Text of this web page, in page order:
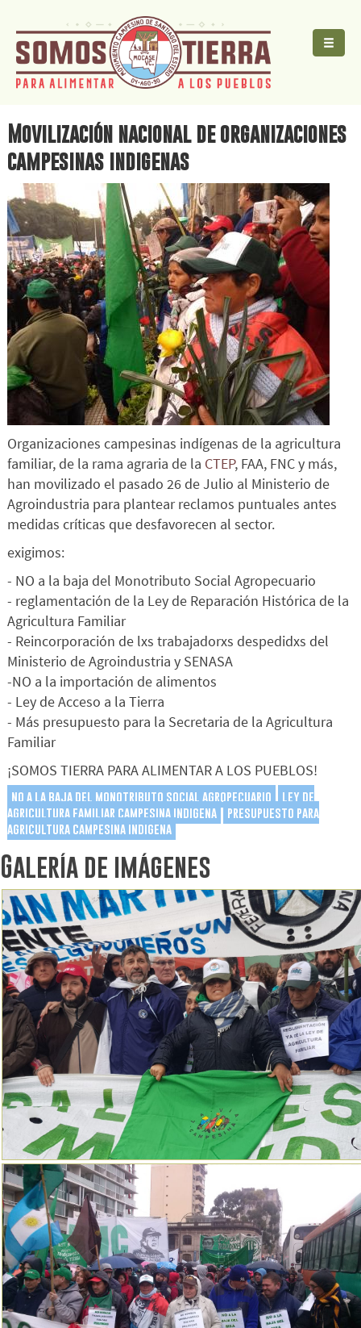
contenido
principal
main
content
Movilización nacional de organizaciones
campesinas indigenas
Organizaciones campesinas indígenas de la agricultura
familiar, de la rama agraria de la CTEP, FAA, FNC y más,
han movilizado el pasado 26 de Julio al Ministerio de
Agroindustria para plantear reclamos puntuales antes
medidas críticas que desfavorecen al sector.
exigimos:
- NO a la baja del Monotributo Social Agropecuario
- reglamentación de la Ley de Reparación Histórica de la
Agricultura Familiar
- Reincorporación de lxs trabajadorxs despedidxs del
Ministerio de Agroindustria y SENASA
-NO a la importación de alimentos
- Ley de Acceso a la Tierra
- Más presupuesto para la Secretaria de la Agricultura
Familiar
¡SOMOS TIERRA PARA ALIMENTAR A LOS PUEBLOS!
no a la baja del monotributo social agropecuario
ley de
agricultura familiar campesina indigena
presupuesto para
agricultura campesina indigena
Galería de imágenes